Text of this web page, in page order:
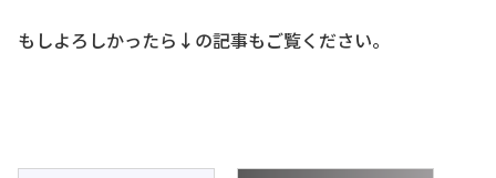
もしよろしかったら ↓ の記事もご覧ください。